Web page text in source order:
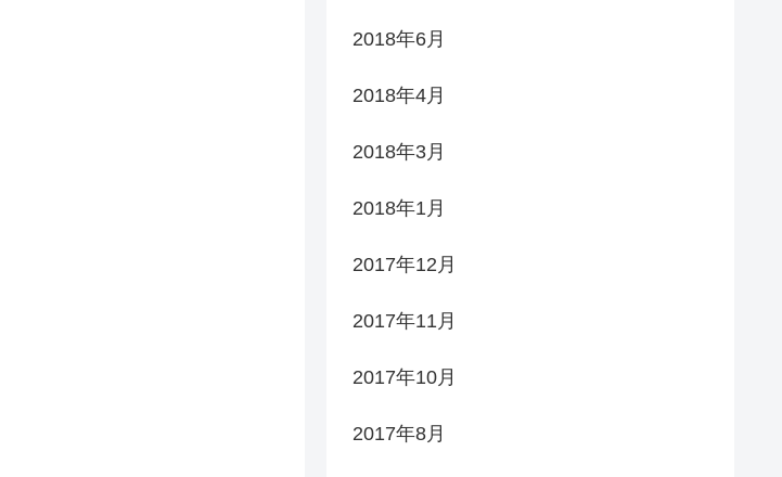
2018年6月
2018年4月
2018年3月
2018年1月
2017年12月
2017年11月
2017年10月
2017年8月